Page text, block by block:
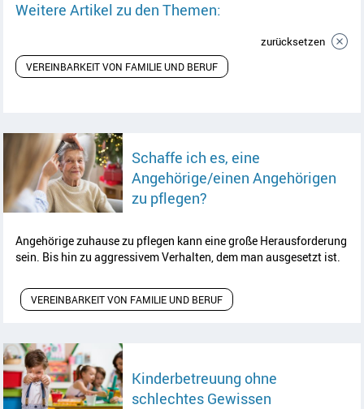
Weitere Artikel zu den Themen:
VEREINBARKEIT VON FAMILIE UND BERUF
zurücksetzen
Schaffe ich es, eine
Angehörige/einen Angehörigen
zu pflegen?Artikel lesen
Angehörige zuhause zu pflegen kann eine große Herausforderung
sein. Bis hin zu aggressivem Verhalten, dem man ausgesetzt ist.
VEREINBARKEIT VON FAMILIE UND BERUF
Kinderbetreuung ohne
schlechtes GewissenArtikel lesen